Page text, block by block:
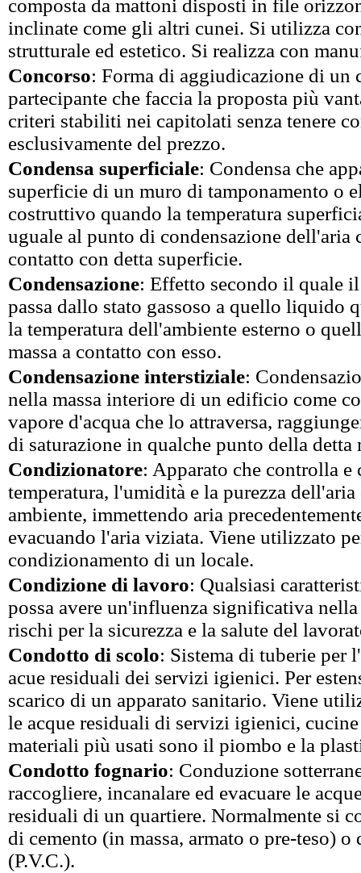
composta da mattoni disposti in file
inclinate come gli altri cunei. Si utilizza
strutturale ed estetico. Si realizza con
Concorso: Forma di aggiudicazione di un
partecipante che faccia la proposta più
criteri stabiliti nei capitolati senza tenere
esclusivamente del prezzo.
Condensa superficiale: Condensa che
superficie di un muro di tamponamento o
costruttivo quando la temperatura
uguale al punto di condensazione dell'aria
contatto con detta superficie.
Condensazione: Effetto secondo il quale
passa dallo stato gassoso a quello liquido
la temperatura dell'ambiente esterno o
massa a contatto con esso.
Condensazione interstiziale:
nella massa interiore di un edificio come
vapore d'acqua che lo attraversa,
di saturazione in qualche punto della detta
Condizionatore: Apparato che controlla e
temperatura, l'umidità e la purezza
ambiente, immettendo aria
evacuando l'aria viziata. Viene utilizzato
condizionamento di un locale.
Condizione di lavoro: Qualsiasi
possa avere un'influenza significativa
rischi per la sicurezza e la salute del
Condotto di scolo: Sistema di tuberie per
acue residuali dei servizi igienici. Per
scarico di un apparato sanitario. Viene
le acque residuali di servizi igienici,
materiali più usati sono il piombo e la
Condotto fognario: Conduzione
raccogliere, incanalare ed evacuare le
residuali di un quartiere. Normalmente si
di cemento (in massa, armato o pre-teso) o
(P.V.C.).